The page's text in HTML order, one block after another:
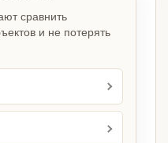
сравнить
и не потерять